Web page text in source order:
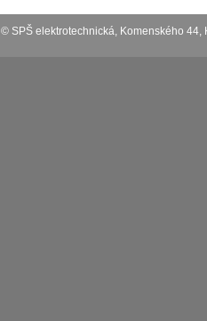
© SPŠ elektrotechnická, Komenského